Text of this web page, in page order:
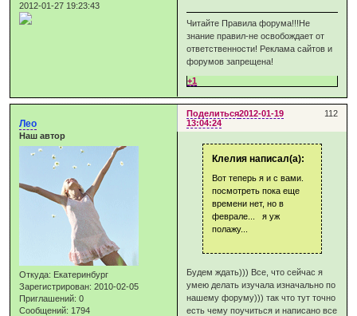
2012-01-27 19:23:43
Читайте Правила форума!!!Не
знание правил-не освобождает от
ответственности! Реклама сайтов и
форумов запрещена!
+1
Поделиться 112
2012-01-19
13:04:24
Лео
Наш автор
Откуда: Екатеринбург
Зарегистрирован: 2010-02-05
Приглашений: 0
Сообщений: 1794
Клелия написал(а):
Вот теперь я и с вами.
посмотреть пока еще
времени нет, но в
феврале... я уж
полажу...
Будем ждать))) Все, что сейчас я
умею делать изучала изначально по
нашему форуму))) так что тут точно
есть чему поучиться и написано все